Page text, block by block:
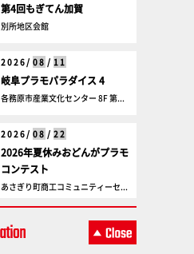
第4回もぎてん加賀
別所地区会館
2026/ 08 / 11
岐阜プラモパラダイス 4
各務原市産業文化センター 8F 第...
2026/ 08 / 22
2026年夏休みおどんがプラモ
コンテスト
あさぎり町商工コミュニティーセ...